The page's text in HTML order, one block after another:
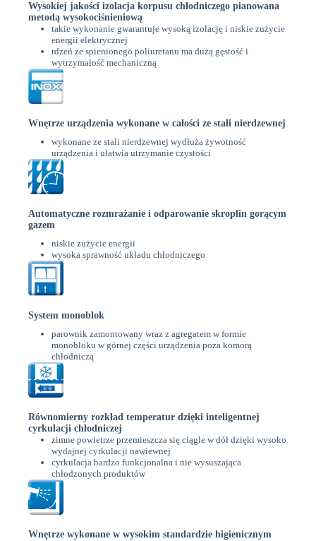
Wysokiej jakości izolacja korpusu chłodniczego pianowana
metodą wysokociśnieniową
takie wykonanie gwarantuje wysoką izolację i niskie zużycie
energii elektrycznej
rdzeń ze spienionego poliuretanu ma dużą gęstość i
wytrzymałość mechaniczną
Wnętrze urządzenia wykonane w całości ze stali nierdzewnej
wykonane ze stali nierdzewnej wydłuża żywotność
urządzenia i ułatwia utrzymanie czystości
Automatyczne rozmrażanie i odparowanie skroplin gorącym
gazem
niskie zużycie energii
wysoka sprawność układu chłodniczego
System monoblok
parownik zamontowany wraz z agregatem w formie
monobloku w górnej części urządzenia poza komorą
chłodniczą
Równomierny rozkład temperatur dzięki inteligentnej
cyrkulacji chłodniczej
zimne powietrze przemieszcza się ciągle w dół dzięki wysoko
wydajnej cyrkulacji nawiewnej
cyrkulacja bardzo funkcjonalna i nie wysuszająca
chłodzonych produktów
Wnętrze wykonane w wysokim standardzie higienicznym